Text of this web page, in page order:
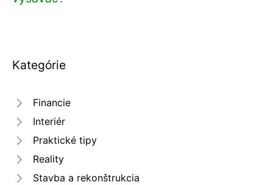
Kategórie
Financie
Interiér
Praktické tipy
Reality
Stavba a rekonštrukcia